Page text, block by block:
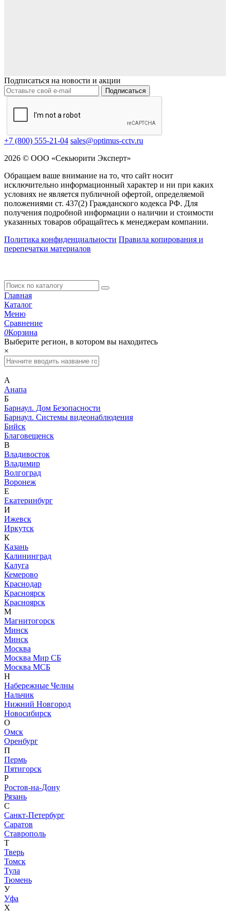
Подписаться на новости и акции
Подписаться
+7 (800) 555-21-04 sales@optimus-cctv.ru
2026 © ООО «Секьюрити Эксперт»
Обращаем ваше внимание на то, что сайт носит
исключительно информационный характер и ни при каких
условиях не является публичной офертой, определяемой
положениями ст. 437(2) Гражданского кодекса РФ. Для
получения подробной информации о наличии и стоимости
указанных товаров обращайтесь к менеджерам компании.
Политика конфиденциальности Правила копирования и
перепечатки материалов
Главная
Каталог
Меню
Сравнение
0Корзина
Выберите регион, в котором вы находитесь
×
А
Анапа
Б
Барнаул. Дом Безопасности
Барнаул. Системы видеонаблюдения
Бийск
Благовещенск
В
Владивосток
Владимир
Волгоград
Воронеж
Е
Екатеринбург
И
Ижевск
Иркутск
К
Казань
Калининград
Калуга
Кемерово
Краснодар
Красноярск
Красноярск
М
Магнитогорск
Минск
Минск
Москва
Москва Мир СБ
Москва МСБ
Н
Набережные Челны
Нальчик
Нижний Новгород
Новосибирск
О
Омск
Оренбург
П
Пермь
Пятигорск
Р
Ростов-на-Дону
Рязань
С
Санкт-Петербург
Саратов
Ставрополь
Т
Тверь
Томск
Тула
Тюмень
У
Уфа
Х